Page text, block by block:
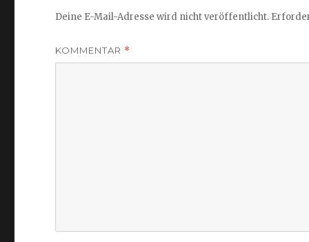
Deine E-Mail-Adresse wird nicht veröffentlicht.
KOMMENTAR *